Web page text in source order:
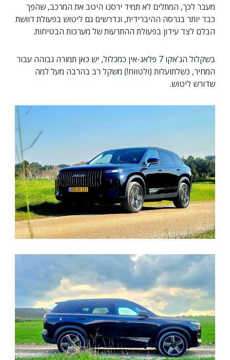
מעבר לכך, המתלים לא תמיד ירסנו היטב את המרכב, שהפך
כבד יותר בגרסה ההיברידית, ונדרשים גם ליטוש בפעולת דוושת
הבלם לצד עידון בפעולת ההתרעות של מערכות הבטיחות.
בשקלול הג'אקו 7 פלאג-אין כמכלול, יש כאן תמורה גבוהה עבור
המחיר, כשלתועלות (ולטווח!) משקל רב בהרבה מעל למה
שדורש ליטוש.